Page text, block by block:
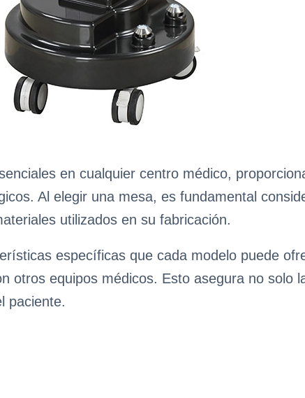
en cualquier centro médico,
Al elegir una mesa, es fundamental
utilizados en su fabricación.
específicas que cada modelo puede
otros equipos médicos. Esto asegura no solo
paciente.